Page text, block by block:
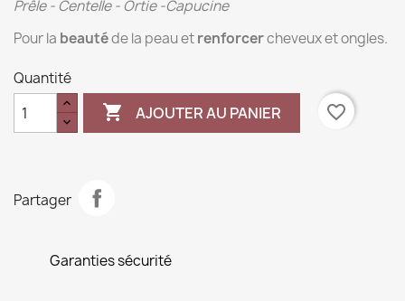
Prêle - Centelle - Ortie -Capucine
Pour la beautéde la peau etrenforcercheveux et ongles.
Quantité
 AJOUTER AU PANIER favorite_border
Partager
Garanties sécurité